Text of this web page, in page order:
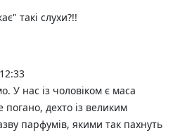
такі слухи?!!
У нас із чоловіком є маса
погано, дехто із великим
парфумів, якими так пахнуть